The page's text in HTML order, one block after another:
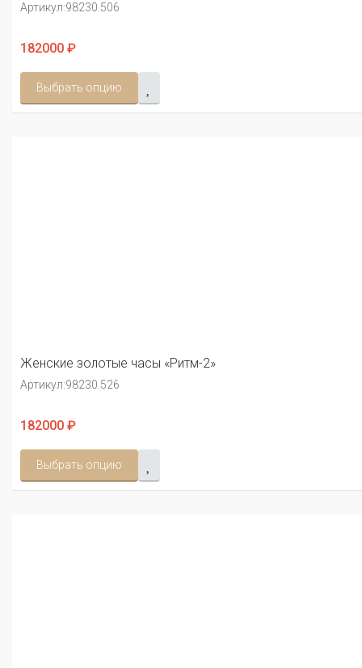
Артикул:98230.506
182000 ₽
Выбрать опцию
Женские золотые часы «Ритм-2»
Артикул:98230.526
182000 ₽
Выбрать опцию